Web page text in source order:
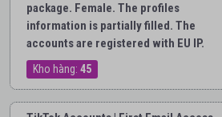
package. Female. The profiles
information is partially filled. The
accounts are registered with EU IP.
Kho hàng: 45